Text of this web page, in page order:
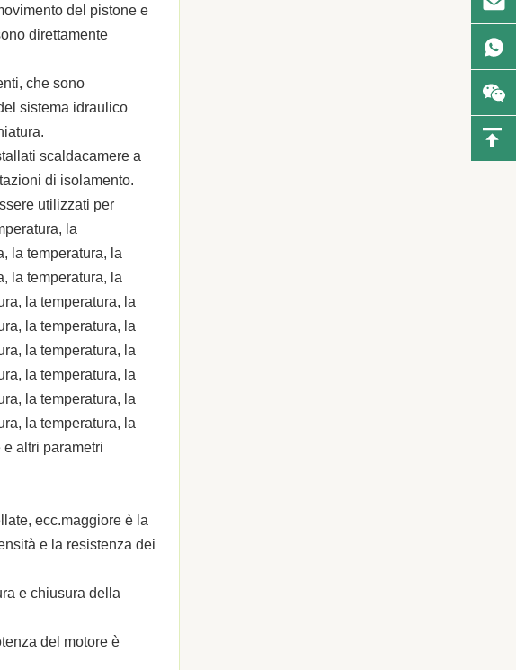
del pistone e
direttamente
che sono
sistema idraulico
scaldacamere a
di isolamento.
utilizzati per
la
la temperatura, la
la temperatura, la
la temperatura, la
la temperatura, la
la temperatura, la
la temperatura, la
la temperatura, la
la temperatura, la
altri parametri
ecc.maggiore è la
e la resistenza dei
e chiusura della
del motore è